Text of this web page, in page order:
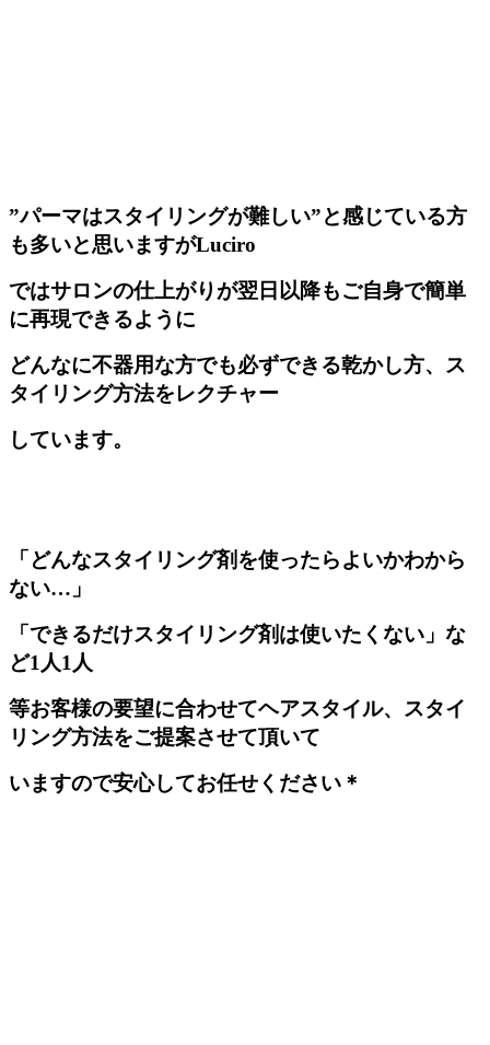
”パーマはスタイリングが難しい”と感じている方
も多いと思いますがLuciro
ではサロンの仕上がりが翌日以降もご自身で簡単
に再現できるように
どんなに不器用な方でも必ずできる乾かし方、ス
タイリング方法をレクチャー
しています。
「どんなスタイリング剤を使ったらよいかわから
ない…」
「できるだけスタイリング剤は使いたくない」な
ど1人1人
等お客様の要望に合わせてヘアスタイル、スタイ
リング方法をご提案させて頂いて
いますので安心してお任せください＊